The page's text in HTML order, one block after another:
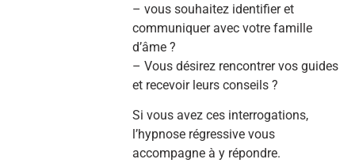
– vous souhaitez identifier et
communiquer avec votre famille
d’âme ?
– Vous désirez rencontrer vos guides
et recevoir leurs conseils ?
Si vous avez ces interrogations,
l’hypnose régressive vous
accompagne à y répondre.